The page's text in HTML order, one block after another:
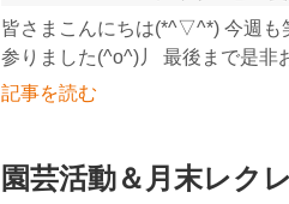
皆さまこんにちは(*^▽^*) 今週も
参りました(^o^)丿 最後まで是非
記事を読む
園芸活動＆月末レク